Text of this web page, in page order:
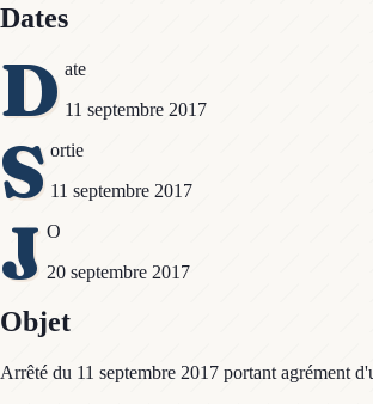
Dates
D ate
11 septembre 2017
S ortie
11 septembre 2017
J O
20 septembre 2017
Objet
Arrêté du 11 septembre 2017 portant agrément